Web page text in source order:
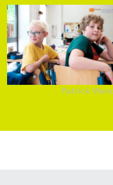
Patrick